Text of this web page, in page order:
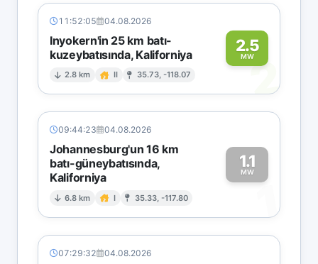
11:52:05 04.08.2026
Inyokern'in 25 km batı-
kuzeybatısında, Kaliforniya
2.8 km II 35.73, -118.07
2.5
MW2
09:44:23 04.08.2026
Johannesburg'un 16 km
batı-güneybatısında,
Kaliforniya
6.8 km I 35.33, -117.80
1.1
MW
1
07:29:32 04.08.2026